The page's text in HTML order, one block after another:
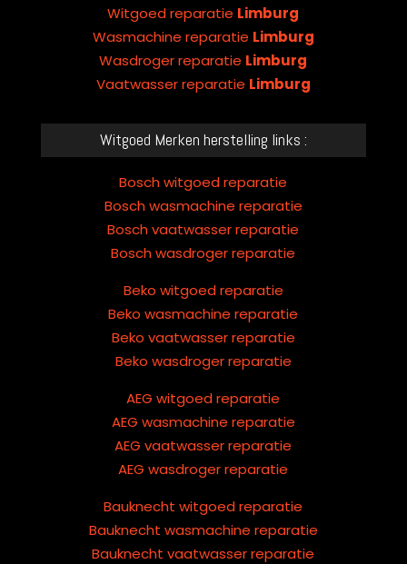
Witgoed reparatie Limburg
Wasmachine reparatie Limburg
Wasdroger reparatie Limburg
Vaatwasser reparatie Limburg
Witgoed Merken herstelling links :
Bosch witgoed reparatie
Bosch wasmachine reparatie
Bosch vaatwasser reparatie
Bosch wasdroger reparatie
Beko witgoed reparatie
Beko wasmachine reparatie
Beko vaatwasser reparatie
Beko wasdroger reparatie
AEG witgoed reparatie
AEG wasmachine reparatie
AEG vaatwasser reparatie
AEG wasdroger reparatie
Bauknecht witgoed reparatie
Bauknecht wasmachine reparatie
Bauknecht vaatwasser reparatie